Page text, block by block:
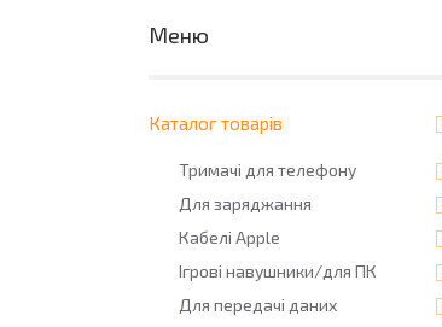
Каталог товарів
Тримачі для телефону
Для заряджання
Кабелі Apple
Ігрові навушники/для ПК
Для передачі даних